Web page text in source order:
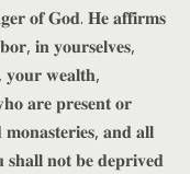
𝐨𝐟 𝐆𝐨𝐝. 𝐇𝐞 𝐚𝐟𝐟𝐢𝐫𝐦𝐬
𝐢𝐧 𝐲𝐨𝐮𝐫𝐬𝐞𝐥𝐯𝐞𝐬,
𝐲𝐨𝐮𝐫 𝐰𝐞𝐚𝐥𝐭𝐡,
𝐚𝐫𝐞 𝐩𝐫𝐞𝐬𝐞𝐧𝐭 𝐨𝐫
𝐚𝐧𝐝 𝐚𝐥𝐥
𝐧𝐨𝐭 𝐛𝐞 𝐝𝐞𝐩𝐫𝐢𝐯𝐞𝐝